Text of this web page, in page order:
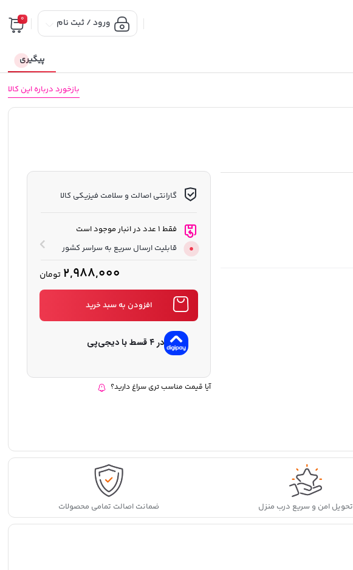
ورود / ثبت نام 0
پیگیری
بازخورد درباره این کالا
گارانتی اصالت و سلامت فیزیکی کالا
فقط 1 عدد در انبار موجود است
قابلیت ارسال سریع به سراسر کشور
2,988,000 تومان
افزودن به سبد خرید
در ۴ قسط با دیجی‌پی
آیا قیمت مناسب تری سراغ دارید؟
تحویل امن و سریع درب منزل ضمانت اصالت تمامی محصولات